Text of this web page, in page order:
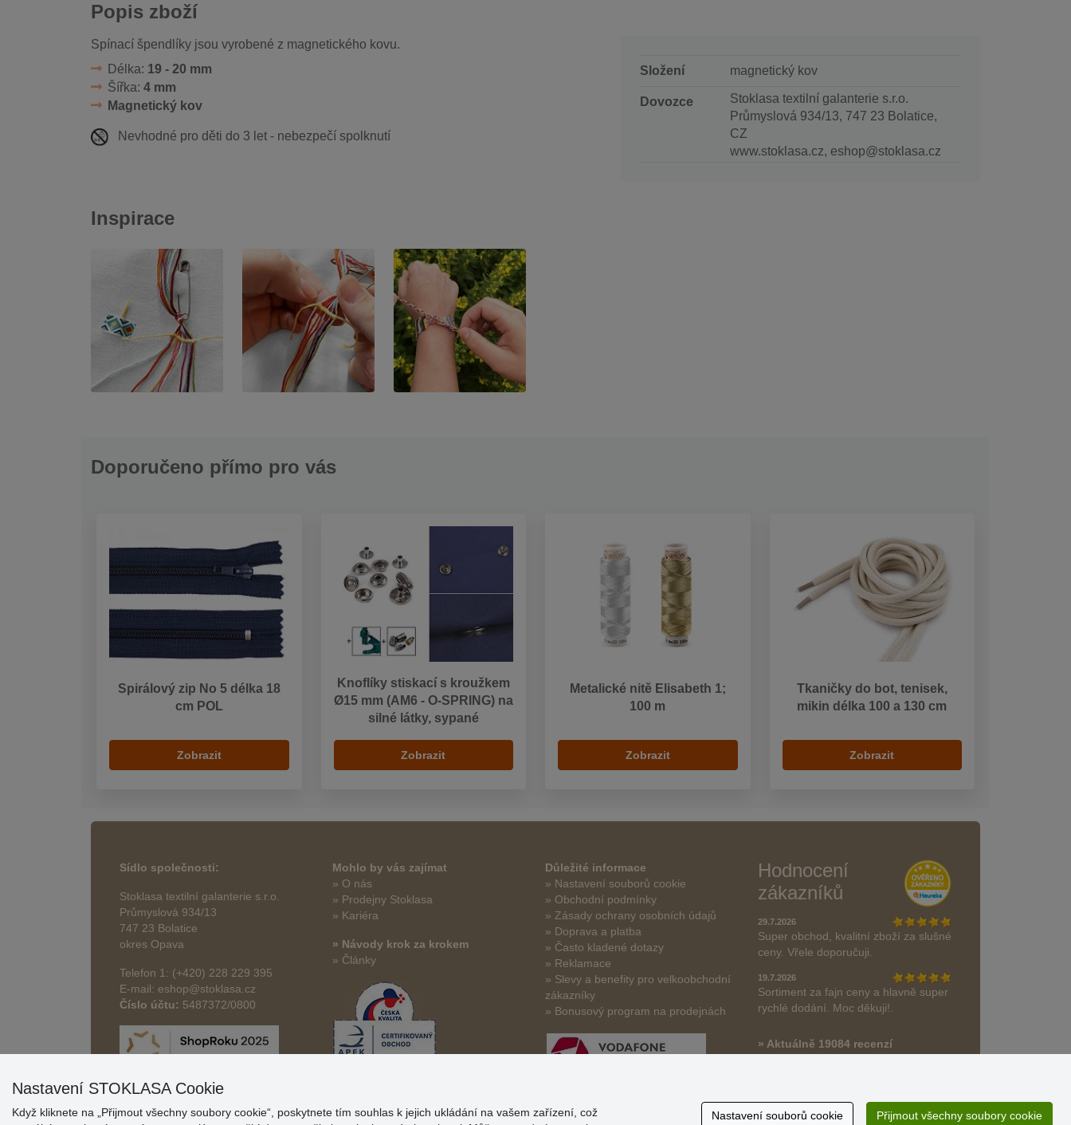
Popis zboží
Spínací špendlíky jsou vyrobené z magnetického kovu.
Délka: 19 - 20 mm
Šířka: 4 mm
Magnetický kov
Nevhodné pro děti do 3 let - nebezpečí spolknutí
Složení magnetický kov
Dovozce
Stoklasa textilní galanterie s.r.o.
Průmyslová 934/13, 747 23 Bolatice,
CZ
www.stoklasa.cz, eshop@stoklasa.cz
Inspirace
Doporučeno přímo pro vás
Spirálový zip No 5 délka 18
cm POL
Zobrazit
Knoflíky stiskací s kroužkem
Ø15 mm (AM6 - O-SPRING) na
silné látky, sypané
Zobrazit
Metalické nitě Elisabeth 1;
100 m
Zobrazit
Tkaničky do bot, tenisek,
mikin délka 100 a 130 cm
Zobrazit
Sídlo společnosti:
Stoklasa textilní galanterie s.r.o.
Průmyslová 934/13
747 23 Bolatice
okres Opava
Telefon 1: (+420) 228 229 395
E-mail: eshop@stoklasa.cz
Číslo účtu: 5487372/0800
Mohlo by vás zajímat
» O nás
» Prodejny Stoklasa
» Kariéra
» Návody krok za krokem
» Články
Důležité informace
» Nastavení souborů cookie
» Obchodní podmínky
» Zásady ochrany osobních údajů
» Doprava a platba
» Často kladené dotazy
» Reklamace
» Slevy a benefity pro velkoobchodní
zákazníky
» Bonusový program na prodejnách
Hodnocení
zákazníků
29.7.2026
Super obchod, kvalitní zboží za slušné
ceny. Vřele doporučuji.
19.7.2026
Sortiment za fajn ceny a hlavně super
rychlé dodání. Moc děkuji!.
» Aktuálně 19084 recenzí
Nastavení STOKLASA Cookie
Když kliknete na „Přijmout všechny soubory cookie“, poskytnete tím souhlas k jejich ukládání na vašem zařízení, což
Nastavení souborů cookie Přijmout všechny soubory cookie